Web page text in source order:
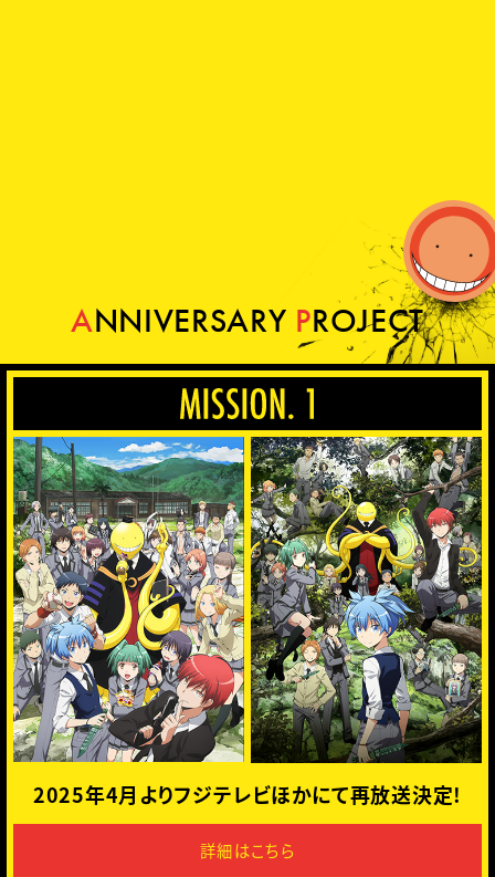
アルバム風両面イラストカード」5月1日(金)より配布
ANNIVERSARY PROJECT
M
I
S
S
I
O
N
.
1
2025年4月よりフジテレビほかにて再放送決定!
詳細はこちら